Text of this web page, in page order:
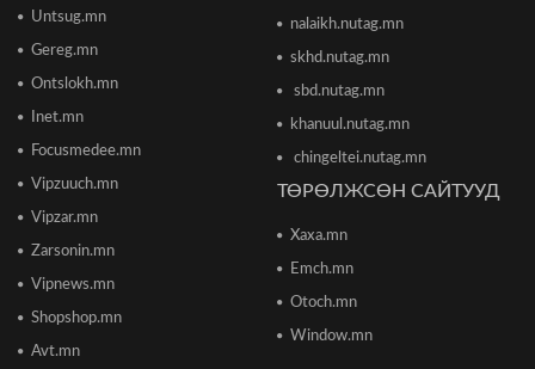
өсөлтийн төсөөллөө бууруулжээ
бодлогын хүүгээ өсгөжээ
2026/06/12 15:05
цацаж байгаа тул 10-14 хоног ойд чөлөөт
Улаанбаатар хотын инженер хангамжийн
Untsug.mn
Gereg.mn
Ontslokh.mn
Inet.mn
Focusmedee.mn
Vipzuuch.mn
Vipzar.mn
Zarsonin.mn
Vipnews.mn
Shopshop.mn
Avt.mn
nalaikh.nutag.mn
skhd.nutag.mn
sbd.nutag.mn
khanuul.nutag.mn
chingeltei.nutag.mn
ТӨРӨЛЖСӨН САЙТУУД
Xaxa.mn
Emch.mn
Otoch.mn
Window.mn